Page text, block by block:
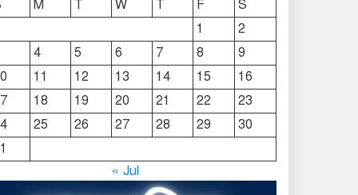
দোয়ারাবাজারে নামে-বেনামে
চলছে খাসজমি দখলের
প্রতিযোগিতা : নির্লিপ্ত প্রশাসন
ছাতকে রুনা-হামিদ সমাচার,
কর্তৃপক্ষ নিরব
ছাতকে এক স্কুল ছাত্রী
পাশবিকতার শিকার অভিযুক্ত
M T W T F
S
1
2
4 5 6 7 8
9
11 12 13 14 15
16
18 19 20 21 22
23
25 26 27 28 29
30
« Jul